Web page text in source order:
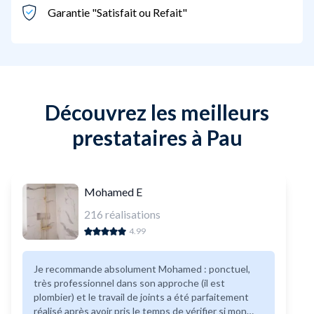
Garantie "Satisfait ou Refait"
Découvrez les meilleurs
prestataires à Pau
Mohamed E
216 réalisations
4.99
Je recommande absolument Mohamed : ponctuel,
très professionnel dans son approche (il est
plombier) et le travail de joints a été parfaitement
réalisé après avoir pris le temps de vérifier si mon